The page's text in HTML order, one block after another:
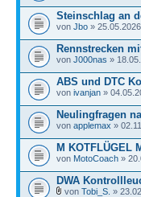
Steinschlag an
von Jbo »
Rennstrecken
von J000nas »
ABS und DTC
von ivanjan »
Neulingfragen
von applemax »
M KOTFLÜGEL
von MotoCoach »
DWA
von Tobi_S. »